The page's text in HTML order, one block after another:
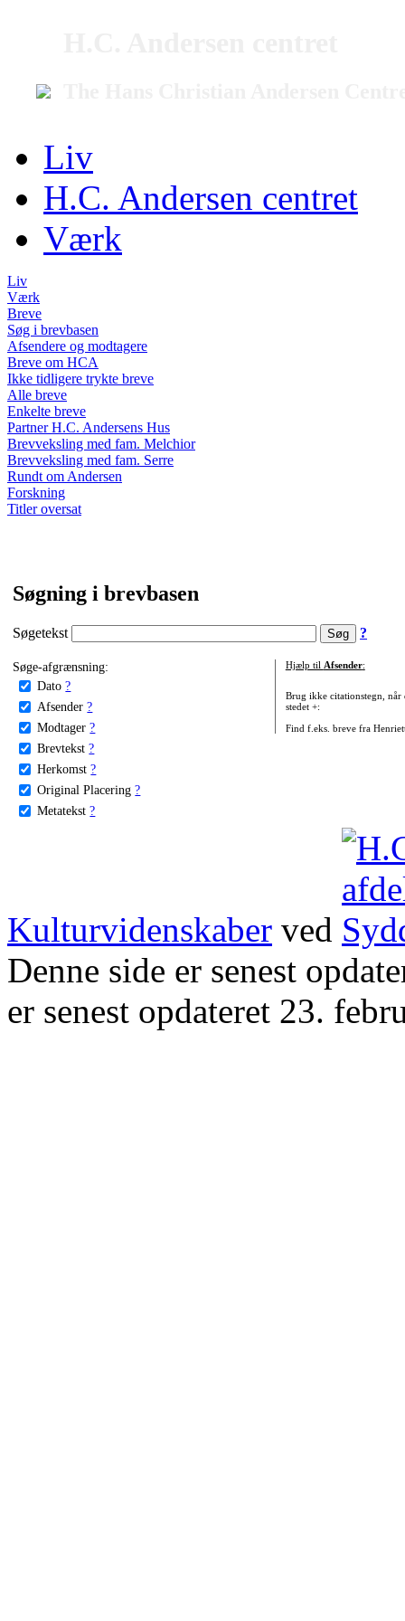
Liv
H.C. Andersen centret
Værk
Liv
Værk
Breve
Søg i brevbasen
Afsendere og modtagere
Breve om HCA
Ikke tidligere trykte breve
Alle breve
Enkelte breve
Partner H.C. Andersens Hus
Brevveksling med fam. Melchior
Brevveksling med fam. Serre
Rundt om Andersen
Forskning
Titler oversat
Søgning i brevbasen
Søgetekst ?
Søge-afgrænsning:
Dato ?
Afsender ?
Modtager ?
Brevtekst ?
Herkomst ?
Original Placering ?
Metatekst ?
Hjælp til Afsender:
Brug ikke citationstegn, når
stedet +:
Find f.eks. breve fra
Kulturvidenskaber ved
Denne side er senest
er senest opdateret 23.